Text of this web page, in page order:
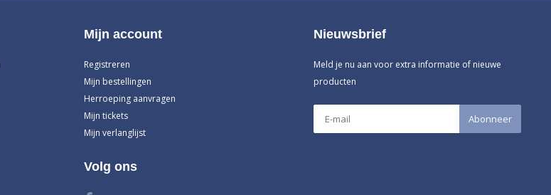
Mijn account
Registreren
Mijn bestellingen
Herroeping aanvragen
Mijn tickets
Mijn verlanglijst
Volg ons
Nieuwsbrief
Meld je nu aan voor extra informatie of nieuwe
producten
Abonneer